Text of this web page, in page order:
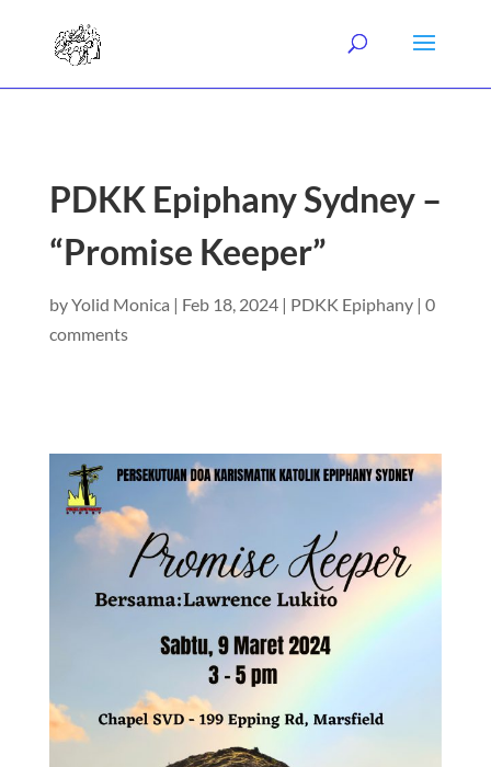
PDKK Epiphany Sydney –
“Promise Keeper”
byYolid Monica | Feb 18, 2024| PDKK Epiphany| 0
comments